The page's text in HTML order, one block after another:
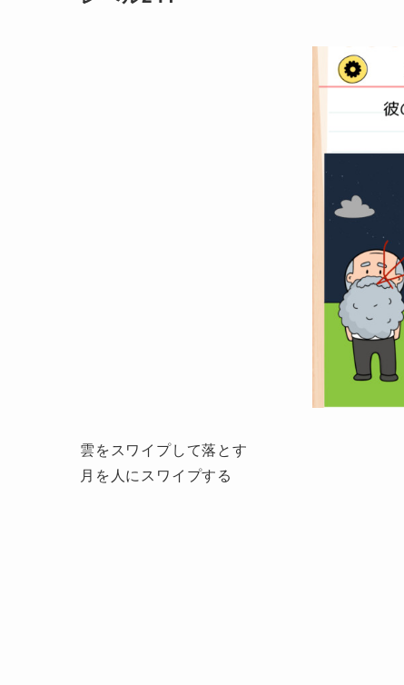
雲をスワイプして落とす
月を人にスワイプする